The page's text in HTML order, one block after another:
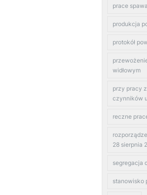
prace
produkcja
protokół
widłowym
przy pracy
czynników
reczne
28 sierpnia
segregacja
stanowisko